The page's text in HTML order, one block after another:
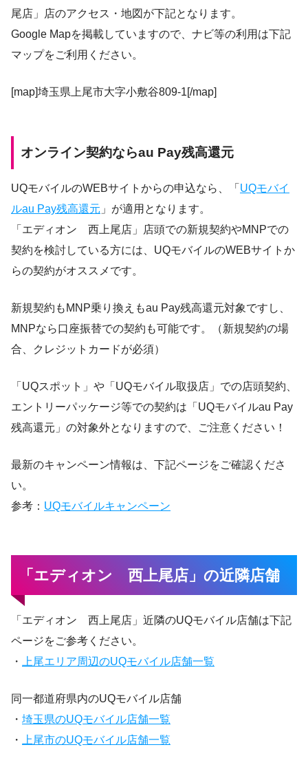
尾店」店のアクセス・地図が下記となります。
Google Mapを掲載していますので、ナビ等の利用は下記
マップをご利用ください。
[map]埼玉県上尾市大字小敷谷809-1[/map]
オンライン契約ならau Pay残高還元
UQモバイルのWEBサイトからの申込なら、「 UQモバイ
ルau Pay残高還元 」が適用となります。
「エディオン 西上尾店」店頭での新規契約やMNPでの
契約を検討している方には、UQモバイルのWEBサイトか
らの契約がオススメです。
新規契約もMNP乗り換えもau Pay残高還元対象ですし、
MNPなら口座振替での契約も可能です。（新規契約の場
合、クレジットカードが必須）
「UQスポット」や「UQモバイル取扱店」での店頭契約、
エントリーパッケージ等での契約は「UQモバイルau Pay
残高還元」の対象外となりますので、ご注意ください！
最新のキャンペーン情報は、下記ページをご確認くださ
い。
参考： UQモバイルキャンペーン
「エディオン 西上尾店」の近隣店舗
「エディオン 西上尾店」近隣のUQモバイル店舗は下記
ページをご参考ください。
・
上尾エリア周辺のUQモバイル店舗一覧
同一都道府県内のUQモバイル店舗
・ 埼玉県のUQモバイル店舗一覧
・
上尾市のUQモバイル店舗一覧